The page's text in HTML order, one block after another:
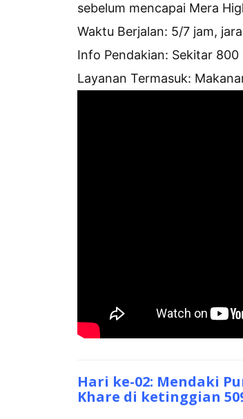
sebelum mencapai Mera
Waktu Berjalan: 5/7 jam,
Info Pendakian: Sekitar 800
Layanan Termasuk:
Hari ke-02: Mendaki
Khare di ketinggian